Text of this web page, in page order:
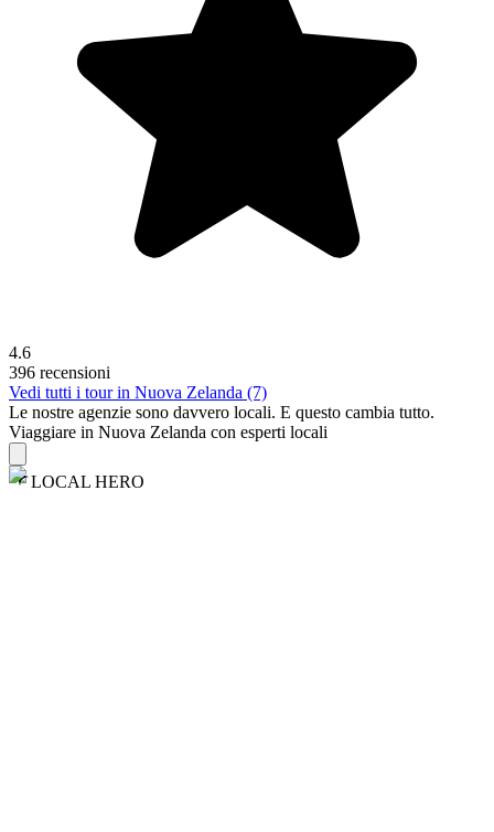
4.6
396 recensioni
Vedi tutti i tour in Nuova Zelanda (7)
Le nostre agenzie sono davvero locali. E questo cambia tutto.
Viaggiare in Nuova Zelanda con esperti locali
LOCAL HERO